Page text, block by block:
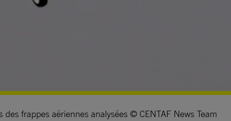
frappes aériennes analysées © CENTAF News Team